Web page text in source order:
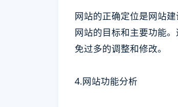
网站的正确定位是网站
网站的目标和主要功能
免过多的调整和修改。
4.网站功能分析